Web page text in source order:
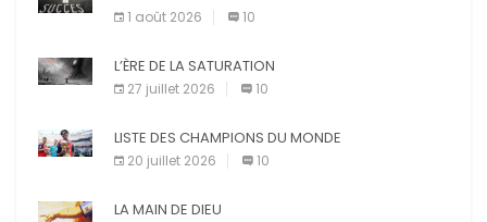
1 août 2026 10
L’ÈRE DE LA SATURATION
27 juillet 2026 10
LISTE DES CHAMPIONS DU MONDE
20 juillet 2026 10
LA MAIN DE DIEU